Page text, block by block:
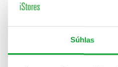
Súhlas